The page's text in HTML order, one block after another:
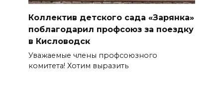
Коллектив детского сада «Зарянка»
поблагодарил профсоюз за поездку
в Кисловодск
Уважаемые члены профсоюзного
комитета! Хотим выразить